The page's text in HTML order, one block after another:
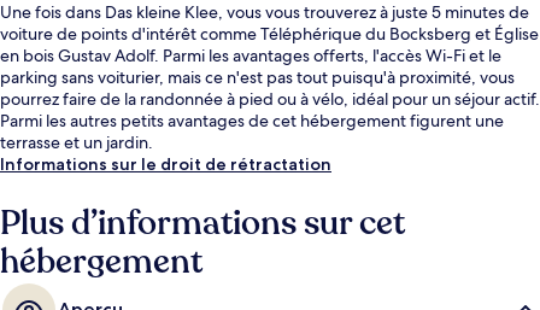
Une fois dans Das kleine Klee, vous vous trouverez à juste 5 minutes de
voiture de points d'intérêt comme Téléphérique du Bocksberg et Église
en bois Gustav Adolf. Parmi les avantages offerts, l'accès Wi-Fi et le
parking sans voiturier, mais ce n'est pas tout puisqu'à proximité, vous
pourrez faire de la randonnée à pied ou à vélo, idéal pour un séjour actif.
Parmi les autres petits avantages de cet hébergement figurent une
terrasse et un jardin.
Informations sur le droit de rétractation
Plus d’informations sur cet
hébergement